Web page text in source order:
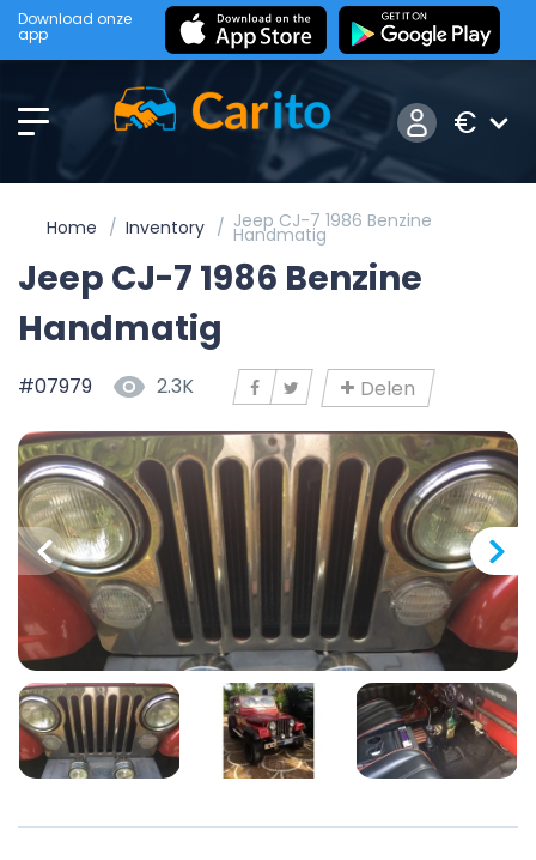
Download onze
app
€
Home Inventory Jeep CJ-7 1986 Benzine
Handmatig
Jeep CJ-7 1986 Benzine
Handmatig
#07979 2.3K Delen